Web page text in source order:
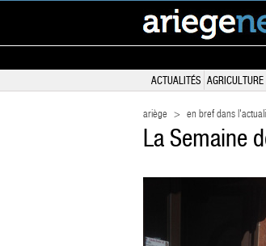
ACTUALITÉS AGRICULTURE
ariège > en bref dans
La Semaine